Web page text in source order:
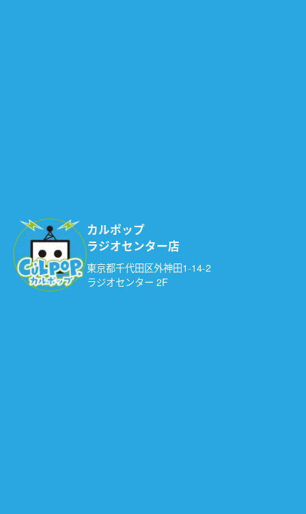
カルポップ
ラジオセンター店
東京都千代田区外神田1-14-2
ラジオセンター 2F